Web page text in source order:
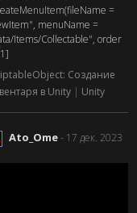
=
menuName =
Items/Collectable", order
Создание
в Unity | Unity
Ato_Ome- 17 дек. 2023